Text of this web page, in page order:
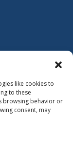
like cookies to
to these
browsing behavior or
consent, may